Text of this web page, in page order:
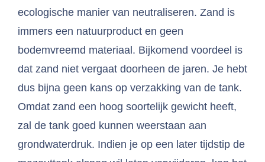
ecologische manier van neutraliseren. Zand is
immers een natuurproduct en geen
bodemvreemd materiaal. Bijkomend voordeel is
dat zand niet vergaat doorheen de jaren. Je hebt
dus bijna geen kans op verzakking van de tank.
Omdat zand een hoog soortelijk gewicht heeft,
zal de tank goed kunnen weerstaan aan
grondwaterdruk. Indien je op een later tijdstip de